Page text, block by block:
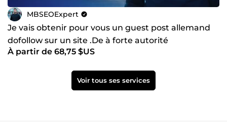
MBSEOExpert
Je vais obtenir pour vous un guest post allemand
dofollow sur un site .De à forte autorité
À partir de 68,75 $US
Voir tous ses services